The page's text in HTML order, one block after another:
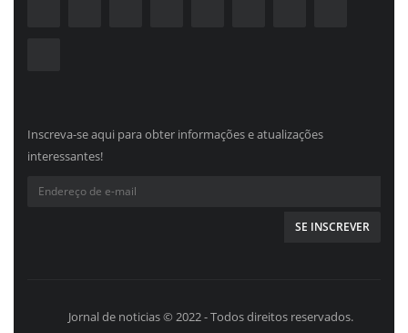
Inscreva-se aqui para obter informações e atualizações
interessantes!
Jornal de noticias © 2022 - Todos direitos reservados.